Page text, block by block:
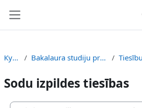
Курсы Bakalaura studiju programmas
Sodu izpildes tiesības